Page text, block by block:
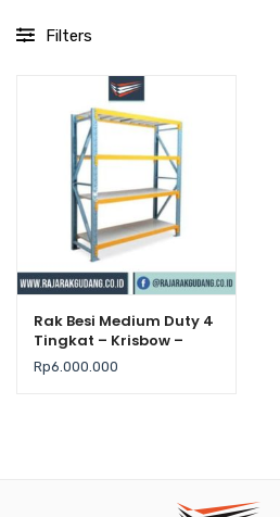
Filters
Rak Besi Medium Duty 4
Tingkat – Krisbow –
Kekuatan 500Kg / Level
Rp6.000.000